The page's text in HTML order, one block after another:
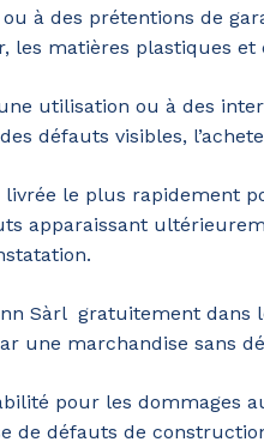
à des prétentions de
matières plastiques et
utilisation ou à des
défauts visibles,
le plus rapidement
apparaissant
Sàrl gratuitement dans
une marchandise sans
pour les dommages
de défauts de